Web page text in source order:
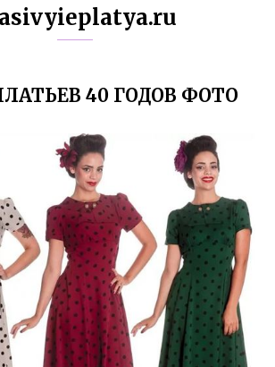
40 ГОДОВ ФОТО